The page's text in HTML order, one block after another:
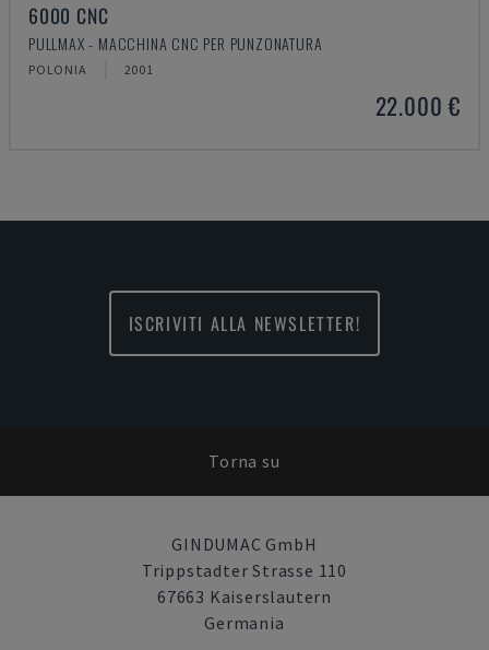
6000 CNC
PULLMAX - MACCHINA CNC PER PUNZONATURA
POLONIA 2001
22.000 €
ISCRIVITI ALLA NEWSLETTER!
Torna su
GINDUMAC GmbH
Trippstadter Strasse 110
67663 Kaiserslautern
Germania